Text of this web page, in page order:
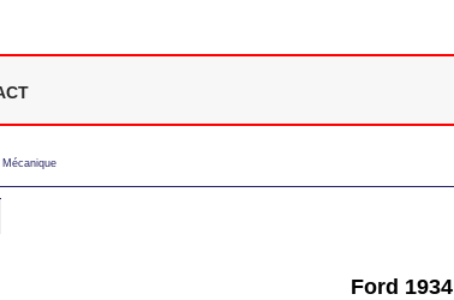
Mécanique
Ford 1934